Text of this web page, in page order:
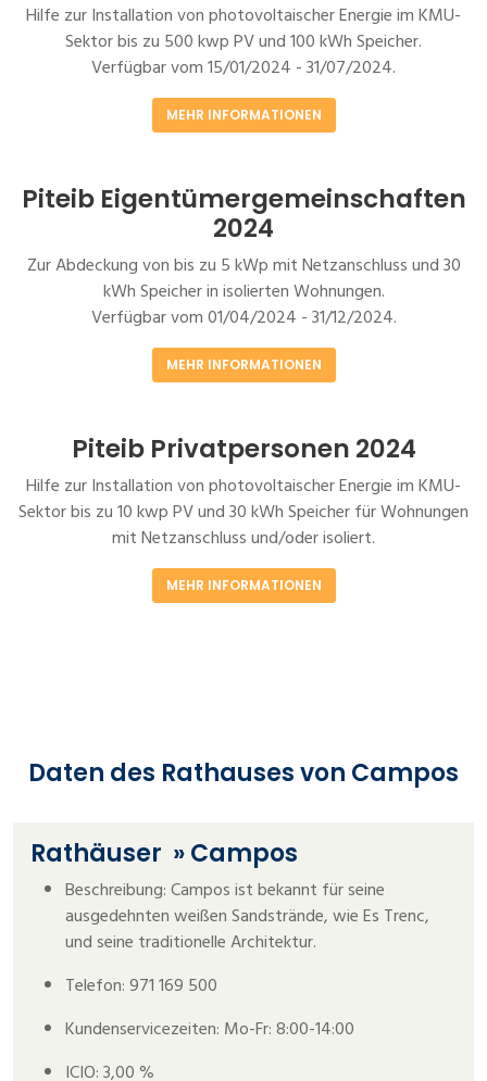
Hilfe zur Installation von photovoltaischer Energie im KMU-
Sektor bis zu 500 kwp PV und 100 kWh Speicher.
Verfügbar vom 15/01/2024 - 31/07/2024.
MEHR INFORMATIONEN
Piteib Eigentümergemeinschaften
2024
Zur Abdeckung von bis zu 5 kWp mit Netzanschluss und 30
kWh Speicher in isolierten Wohnungen.
Verfügbar vom 01/04/2024 - 31/12/2024.
MEHR INFORMATIONEN
Piteib Privatpersonen 2024
Hilfe zur Installation von photovoltaischer Energie im KMU-
Sektor bis zu 10 kwp PV und 30 kWh Speicher für Wohnungen
mit Netzanschluss und/oder isoliert.
MEHR INFORMATIONEN
Daten des Rathauses von Campos
Rathäuser » Campos
Beschreibung: Campos ist bekannt für seine
ausgedehnten weißen Sandstrände, wie Es Trenc,
und seine traditionelle Architektur.
Telefon: 971 169 500
Kundenservicezeiten: Mo-Fr: 8:00-14:00
ICIO: 3,00 %